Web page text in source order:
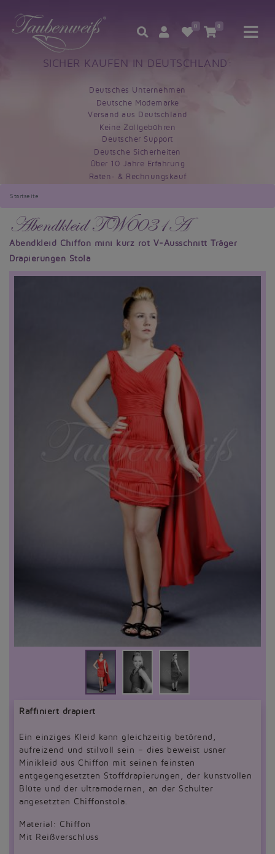
0 0
SICHER KAUFEN IN DEUTSCHLAND:
Deutsches Unternehmen
Deutsche Modemarke
Versand aus Deutschland
Keine Zollgebühren
Deutscher Support
Deutsche Sicherheiten
Über 10 Jahre Erfahrung
Raten- & Rechnungskauf
Startseite
Abendkleid TW0031A
Abendkleid Chiffon mini kurz rot V-Ausschnitt Träger
Drapierungen Stola
Raffiniert drapiert
Ein einziges Kleid kann gleichzeitig betörend,
aufreizend und stilvoll sein – dies beweist usner
Minikleid aus Chiffon mit seinen feinsten
entgegengesetzten Stoffdrapierungen, der kunstvollen
Blüte und der ultramodernen, an der Schulter
angesetzten Chiffonstola.
Material: Chiffon
Mit Reißverschluss